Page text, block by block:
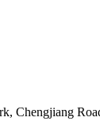
Chengjiang